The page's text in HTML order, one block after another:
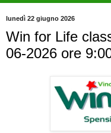
lunedì 22 giugno 2026
Win for Life
06-2026 ore